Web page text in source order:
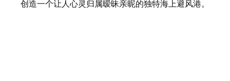
创造一个让人心灵归属暧昧亲昵的独特海上避风港。